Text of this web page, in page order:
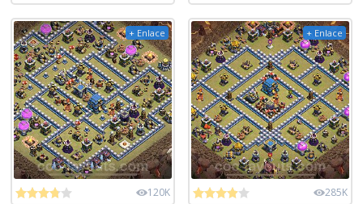
+ Enlace
120K
+ Enlace
285K